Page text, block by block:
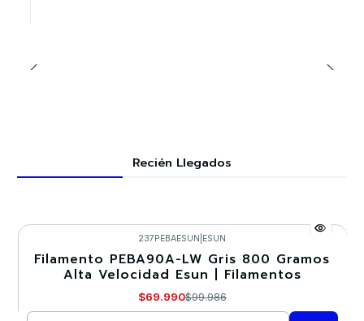
Recién Llegados
-30%
237PEBAESUN ESUN
Filamento PEBA90A-LW Gris 800 Gramos
Alta Velocidad Esun | Filamentos
$69.990$99.986